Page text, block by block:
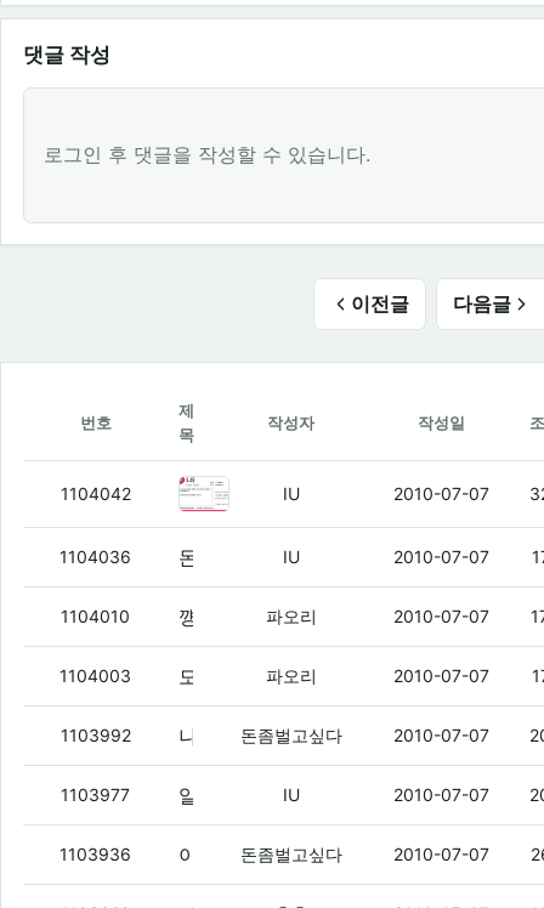
댓글 작성
로그인 후 댓글을 작성할 수 있습니다.
이전글 다음글
번호
제
목
작성자 작성일
1104042 알리버 업데이트 내용(1)
IU 2010-07-07
1104036 IU 2010-07-07
1104010 (4)
파오리 2010-07-07
1104003 (1)
파오리 2010-07-07
1103992 (3)
돈좀벌고싶다 2010-07-07
1103977 (1)
IU 2010-07-07
1103936 돈좀벌고싶다 2010-07-07